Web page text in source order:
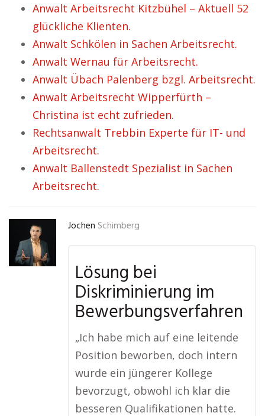
Anwalt Arbeitsrecht Kitzbühel – Aktuell 52
glückliche Klienten.
Anwalt Schkölen in Sachen Arbeitsrecht.
Anwalt Wernau für Arbeitsrecht.
Anwalt Übach Palenberg bzgl. Arbeitsrecht.
Anwalt Arbeitsrecht Wipperfürth –
Christina ist echt zufrieden.
Rechtsanwalt Trebbin Experte für IT- und
Arbeitsrecht.
Anwalt Ballenstedt Spezialist in Sachen
Arbeitsrecht.
Jochen Schimberg
Lösung bei
Diskriminierung im
Bewerbungsverfahren
„Ich habe mich auf eine leitende
Position beworben, doch intern
wurde ein jüngerer Kollege
bevorzugt, obwohl ich klar die
besseren Qualifikationen hatte.